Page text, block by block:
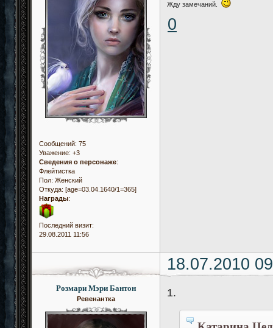
Сообщений: 75
Уважение: +3
Сведения о персонаже:
Флейтистка
Пол: Женский
Откуда: [age=03.04.1640/1=365]
Награды:
Последний визит:
29.08.2011 11:56
Жду замечаний.
0
18.07.2010
Розмари Мэри Бантон
Ревенантка
1.